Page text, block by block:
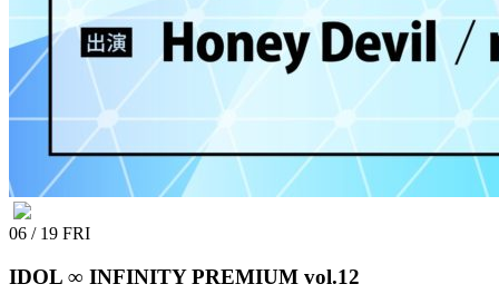
06 / 19 FRI
IDOL ∞ INFINITY PREMIUM vol.12